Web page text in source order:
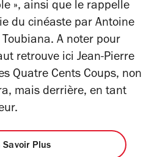
», ainsi que le rappelle
du cinéaste par Antoine
A noter pour
retrouve ici Jean-Pierre
Quatre Cents Coups, non
mais derrière, en tant
Savoir Plus